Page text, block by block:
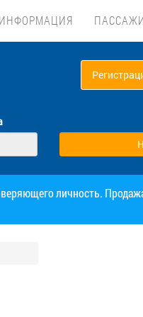
личность.